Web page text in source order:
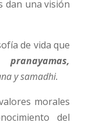
dan una visión
de vida que
y samadhi.
morales
del